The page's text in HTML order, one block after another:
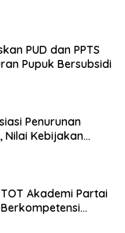
PUD dan PPTS
Pupuk Bersubsidi
Penurunan
Nilai Kebijakan
Akademi Partai